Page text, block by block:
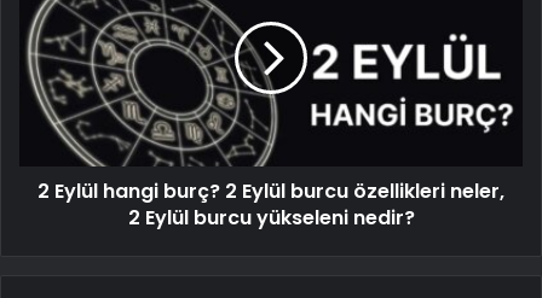
2 Eylül hangi burç? 2 Eylül burcu özellikleri neler,
2 Eylül burcu yükseleni nedir?